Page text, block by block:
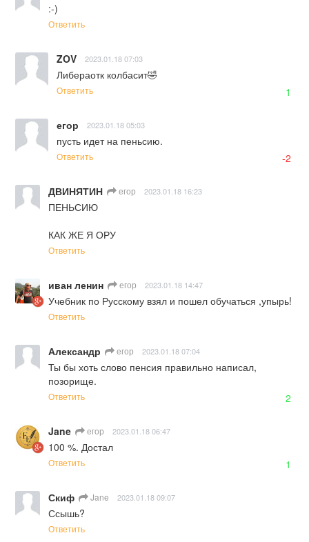
:-)
Ответить
ZOV 2023.01.18 07:03
Либераотк колбасит🤣
Ответить 1
егор 2023.01.18 05:03
пусть идет на пеньсию.
Ответить -2
ДВИНЯТИН егор 2023.01.18 16:23
ПЕНЬСИЮ
КАК ЖЕ Я ОРУ
Ответить
иван ленин егор 2023.01.18 14:47
Учебник по Русскому взял и пошел обучаться ,упырь!
Ответить
Александр егор 2023.01.18 07:04
Ты бы хоть слово пенсия правильно написал,
позорище.
Ответить 2
Jane егор 2023.01.18 06:47
100 %. Достал
Ответить 1
Скиф Jane 2023.01.18 09:07
Ссышь?
Ответить